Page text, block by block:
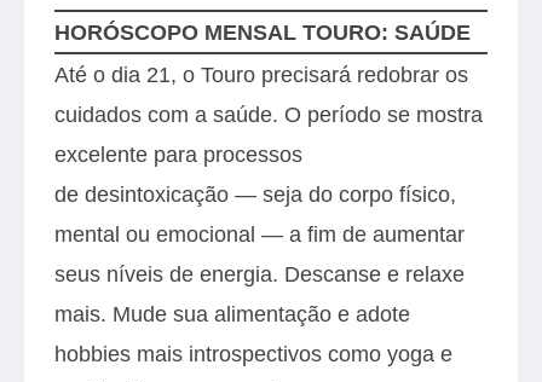
HORÓSCOPO MENSAL TOURO: SAÚDE
Até o dia 21, o Touro precisará redobrar os
cuidados com a saúde. O período se mostra
excelente para processos
de desintoxicação — seja do corpo físico,
mental ou emocional — a fim de aumentar
seus níveis de energia. Descanse e relaxe
mais. Mude sua alimentação e adote
hobbies mais introspectivos como yoga e